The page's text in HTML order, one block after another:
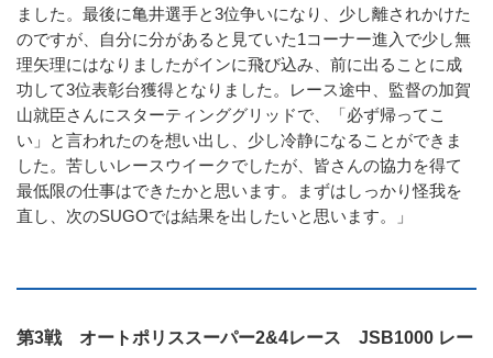
ました。最後に亀井選手と3位争いになり、少し離されかけた
のですが、自分に分があると見ていた1コーナー進入で少し無
理矢理にはなりましたがインに飛び込み、前に出ることに成
功して3位表彰台獲得となりました。レース途中、監督の加賀
山就臣さんにスターティンググリッドで、「必ず帰ってこ
い」と言われたのを想い出し、少し冷静になることができま
した。苦しいレースウイークでしたが、皆さんの協力を得て
最低限の仕事はできたかと思います。まずはしっかり怪我を
直し、次のSUGOでは結果を出したいと思います。」
第3戦 オートポリススーパー2&4レース JSB1000 レー